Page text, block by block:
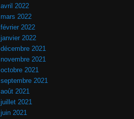
avril 2022
mars 2022
février 2022
janvier 2022
décembre 2021
novembre 2021
octobre 2021
septembre 2021
août 2021
juillet 2021
juin 2021